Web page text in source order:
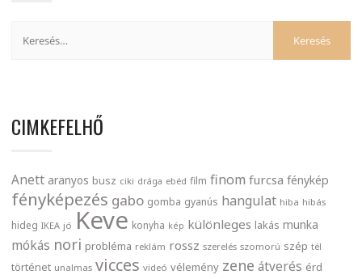
CIMKEFELHŐ
Anett aranyos busz ciki drága ebéd film finom furcsa fénykép
fényképezés gabo gomba gyanús hangulat hiba hibás
hideg IKEA jó Keve konyha kép különleges lakás munka
mókás nori probléma reklám rossz szerelés szomorú szép tél
történet unalmas vicces videó vélemény zene átverés érd